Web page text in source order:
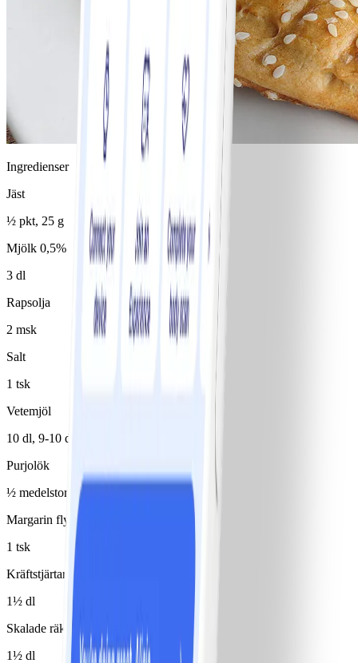
Ingredienser
Jäst
½ pkt, 25 g
Mjölk 0,5%
3 dl
Rapsolja
2 msk
Salt
1 tsk
Vetemjöl
10 dl, 9-10 dl
Purjolök
½ medelstor(t)/medelstora
Margarin flytande 80%
1 tsk
Kräftstjärtar
1½ dl
Skalade räkor
1½ dl